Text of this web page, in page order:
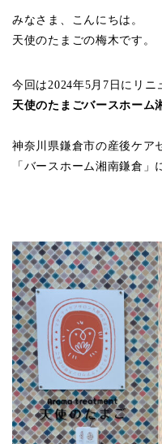
みなさま、こんにちは。
天使のたまごの梅木です。
今回は2024年5月7日にリニ
天使のたまごバースホーム
神奈川県鎌倉市の産後ケア
「バースホーム湘南鎌倉」